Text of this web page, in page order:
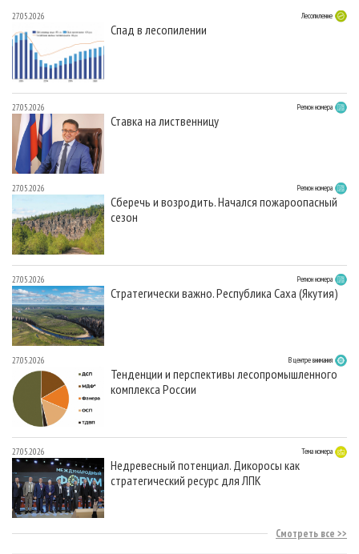
27.05.2026 Лесопиление
Спад в лесопилении
27.05.2026 Регион номера
Ставка на лиственницу
27.05.2026 Регион номера
Сберечь и возродить. Начался пожароопасный
сезон
27.05.2026 Регион номера
Стратегически важно. Республика Саха (Якутия)
27.05.2026 В центре внимания
Тенденции и перспективы лесопромышленного
комплекса России
27.05.2026 Тема номера
Недревесный потенциал. Дикоросы как
стратегический ресурс для ЛПК
Смотреть все